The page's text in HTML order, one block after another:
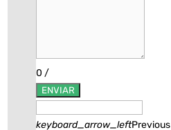
0 /
ENVIAR
keyboard_arrow_leftPrevious